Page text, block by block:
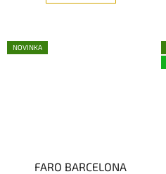
NOVINKA
FARO BARCELONA